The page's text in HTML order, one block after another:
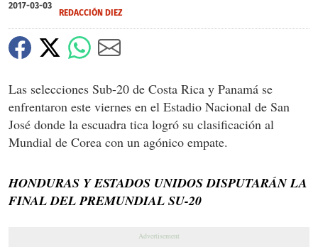
2017-03-03
REDACCIÓN DIEZ
Las selecciones Sub-20 de Costa Rica y Panamá se
enfrentaron este viernes en el Estadio Nacional de San
José donde la escuadra tica logró su clasificación al
Mundial de Corea con un agónico empate.
HONDURAS Y ESTADOS UNIDOS DISPUTARÁN LA
FINAL DEL PREMUNDIAL SU-20